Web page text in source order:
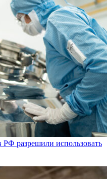
РФ разрешили использовать